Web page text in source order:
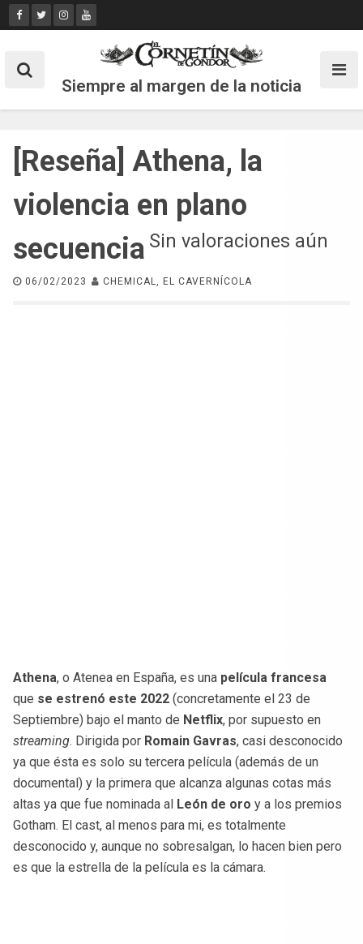
Skip
to
Siempre al margen de la noticia
[Reseña] Athena, la
violencia en plano
secuencia Sin valoraciones aún
06/02/2023 CHEMICAL, EL CAVERNÍCOLA
Athena, o Atenea en España, es una película francesa
que se estrenó este 2022 (concretamente el 23 de
Septiembre) bajo el manto de Netflix, por supuesto en
streaming. Dirigida por Romain Gavras, casi desconocido
ya que ésta es solo su tercera película (además de un
documental) y la primera que alcanza algunas cotas más
altas ya que fue nominada al León de oro y a los premios
Gotham. El cast, al menos para mi, es totalmente
desconocido y, aunque no sobresalgan, lo hacen bien pero
es que la estrella de la película es la cámara.